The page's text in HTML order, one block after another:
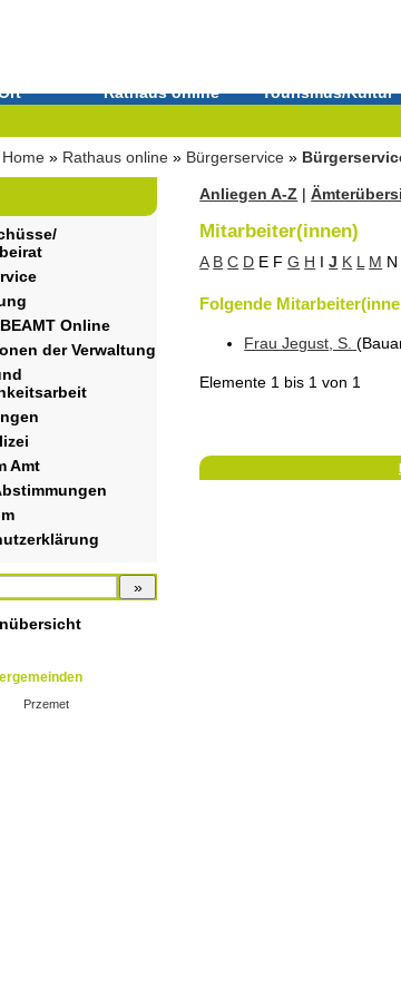
Rathaus online Tourismus/Kultur
Home » Rathaus online » Bürgerservice »
Online
der Verwaltung
Amt
Przemet
Anliegen A-Z |
Mitarbeiter(innen)
A B C D E F G H I J K L M N
Folgende
FrauJegust , S.
Elemente 1 bis 1 von 1